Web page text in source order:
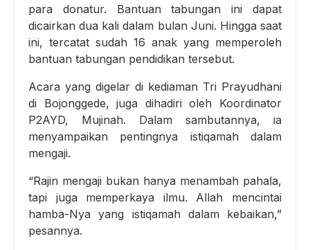
para donatur. Bantuan tabungan ini dapat
dicairkan dua kali dalam bulan Juni. Hingga saat
ini, tercatat sudah 16 anak yang memperoleh
bantuan tabungan pendidikan tersebut.
Acara yang digelar di kediaman Tri Prayudhani
di Bojonggede, juga dihadiri oleh Koordinator
P2AYD, Mujinah. Dalam sambutannya, ia
menyampaikan pentingnya istiqamah dalam
mengaji.
“Rajin mengaji bukan hanya menambah pahala,
tapi juga memperkaya ilmu. Allah mencintai
hamba-Nya yang istiqamah dalam kebaikan,”
pesannya.